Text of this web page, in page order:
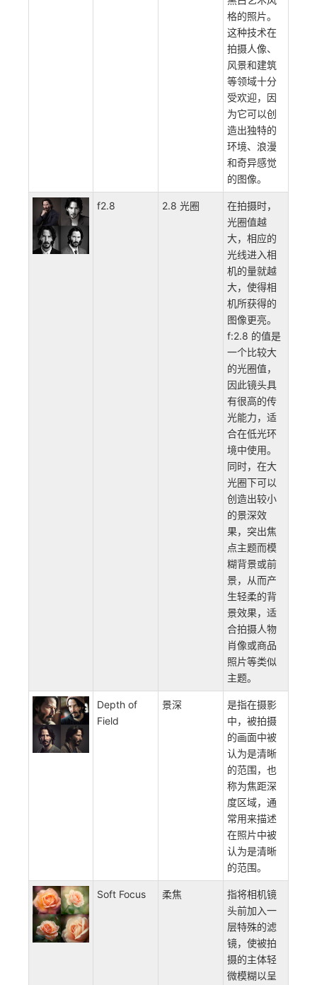
格的照片。
这种技术在
拍摄人像、
风景和建筑
等领域十分
受欢迎，因
为它可以创
造出独特的
环境、浪漫
和奇异感觉
的图像。
f2.8 2.8 光圈
在拍摄时，
光圈值越
大，相应的
光线进入相
机的量就越
大，使得相
机所获得的
图像更亮。
f:2.8 的值是
一个比较大
的光圈值，
因此镜头具
有很高的传
光能力，适
合在低光环
境中使用。
同时，在大
光圈下可以
创造出较小
的景深效
果，突出焦
点主题而模
糊背景或前
景，从而产
生轻柔的背
景效果，适
合拍摄人物
肖像或商品
照片等类似
主题。
Depth of
Field
景深
是指在摄影
中，被拍摄
的画面中被
认为是清晰
的范围，也
称为焦距深
度区域，通
常用来描述
在照片中被
认为是清晰
的范围。
Soft Focus 柔焦
指将相机镜
头前加入一
层特殊的滤
镜，使被拍
摄的主体轻
微模糊以呈